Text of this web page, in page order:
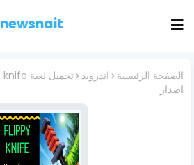
newsnait
الصفحة الرئيسية اندرويد
اصدار